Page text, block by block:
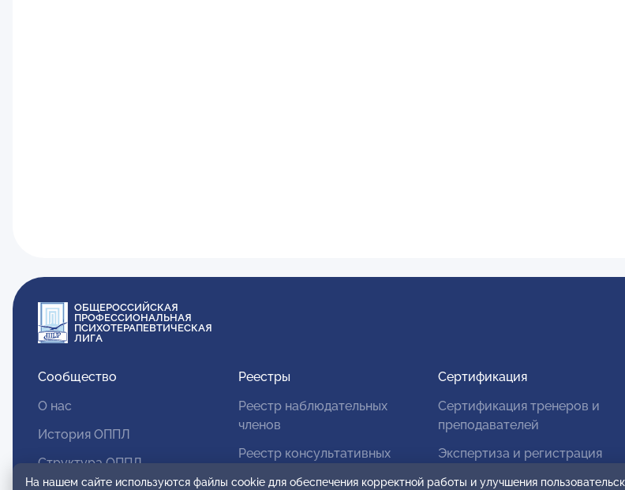
ОБЩЕРОССИЙСКАЯ
ПРОФЕССИОНАЛЬНАЯ
ПСИХОТЕРАПЕВТИЧЕСКАЯ
ЛИГА
Сообщество
О нас
История ОППЛ
Структура ОППЛ
Реестры
Реестр наблюдательных
членов
Реестр консультативных
Сертификация
Сертификация тренеров и
преподавателей
Экспертиза и регистрация
На нашем сайте используются файлы cookie для обеспечения корректной работы и улучшения